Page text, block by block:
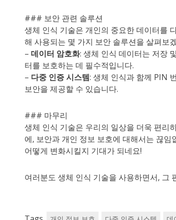
### 보안 관련 솔루션
생체 인식 기술은 개인의 중요한 데이터를
해 사용되는 몇 가지 보안 솔루션을 살펴보
– 데이터 암호화: 생체 인식 데이터는 저장
터를 보호하는 데 필수적입니다.
– 다중 인증 시스템: 생체 인식과 함께 PIN
보안을 제공할 수 있습니다.
### 마무리
생체 인식 기술은 우리의 일상을 더욱 편리
에, 보안과 개인 정보 보호에 대해서는 끊
어떻게 변화시킬지 기대가 되네요!
여러분도 생체 인식 기술을 사용하면서, 그